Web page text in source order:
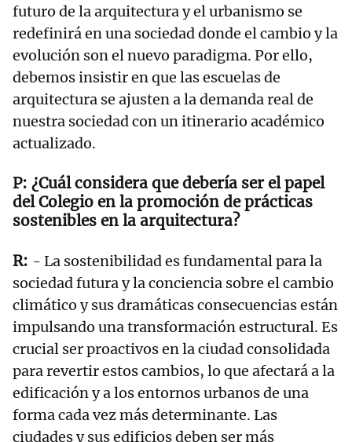
futuro de la arquitectura y el urbanismo se
redefinirá en una sociedad donde el cambio y la
evolución son el nuevo paradigma. Por ello,
debemos insistir en que las escuelas de
arquitectura se ajusten a la demanda real de
nuestra sociedad con un itinerario académico
actualizado.
¿Cuál considera que debería ser el papel
del Colegio en la promoción de prácticas
sostenibles en la arquitectura?
- La sostenibilidad es fundamental para la
sociedad futura y la conciencia sobre el cambio
climático y sus dramáticas consecuencias están
impulsando una transformación estructural. Es
crucial ser proactivos en la ciudad consolidada
para revertir estos cambios, lo que afectará a la
edificación y a los entornos urbanos de una
forma cada vez más determinante. Las
ciudades y sus edificios deben ser más